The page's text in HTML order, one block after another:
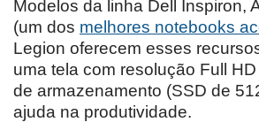
Modelos da linha Dell Inspiron,
(um dos melhores notebooks
Legion oferecem esses
uma tela com resolução Full
de armazenamento (SSD de
ajuda na produtividade.